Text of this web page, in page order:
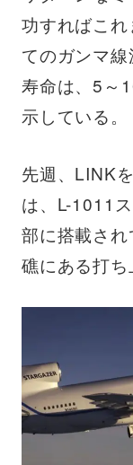
功すればこ
てのガンマ
寿命は、5～
示している。
先週、LINK
は、L-1011
部に搭載さ
礁にある打ち